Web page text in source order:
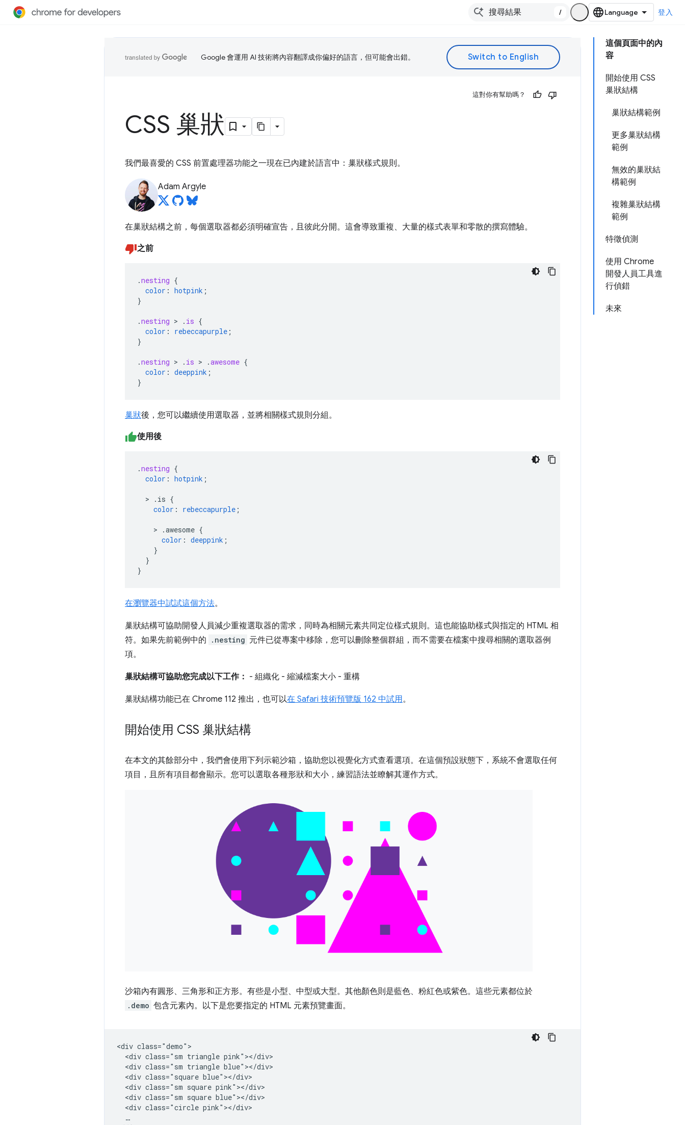
/ 登入
這個頁面中的內
容
開始使用 CSS
巢狀結構
巢狀結構範例
更多巢狀結構
範例
無效的巢狀結
構範例
複雜巢狀結構
範例
特徵偵測
使用 Chrome
開發人員工具進
行偵錯
未來
Google 會運用 AI 技術將內容翻譯成你偏好的語言，但可能會出錯。
這對你有幫助嗎？
CSS 巢狀
我們最喜愛的 CSS 前置處理器功能之一現在已內建於語言中：巢狀樣式規則。
Adam Argyle
在巢狀結構之前，每個選取器都必須明確宣告，且彼此分開。這會導致重複、大量的樣式表單和零散的撰寫體驗。
之前
.nesting {
color : hotpink ;
}
.nesting > . is {
color : rebeccapurple ;
}
.nesting > . is > .awesome {
color : deeppink ;
}
巢狀後，您可以繼續使用選取器，並將相關樣式規則分組。
使用後
.nesting {
color : hotpink ;
> .is {
color : rebeccapurple ;
> .awesome {
color : deeppink ;
}
}
}
在瀏覽器中試試這個方法。
巢狀結構可協助開發人員減少重複選取器的需求，同時為相關元素共同定位樣式規則。這也能協助樣式與指定的 HTML 相
符。如果先前範例中的
.nesting 元件已從專案中移除，您可以刪除整個群組，而不需要在檔案中搜尋相關的選取器例
項。
巢狀結構可協助您完成以下工作： - 組織化 - 縮減檔案大小 - 重構
巢狀結構功能已在 Chrome 112 推出，也可以在 Safari 技術預覽版 162 中試用。
開始使用 CSS 巢狀結構
在本文的其餘部分中，我們會使用下列示範沙箱，協助您以視覺化方式查看選項。在這個預設狀態下，系統不會選取任何
項目，且所有項目都會顯示。您可以選取各種形狀和大小，練習語法並瞭解其運作方式。
沙箱內有圓形、三角形和正方形。有些是小型、中型或大型。其他顏色則是藍色、粉紅色或紫色。這些元素都位於
.demo 包含元素內。以下是您要指定的 HTML 元素預覽畫面。
<div class="demo">
  <div class="sm triangle pink"></div>
  <div class="sm triangle blue"></div>
  <div class="square blue"></div>
  <div class="sm square pink"></div>
  <div class="sm square blue"></div>
  <div class="circle pink"></div>
  …